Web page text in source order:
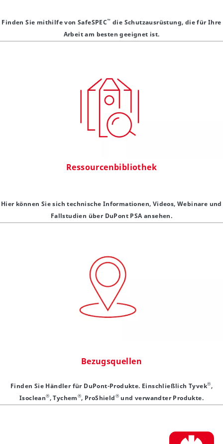
Finden Sie mithilfe von SafeSPEC™ die Schutzausrüstung, die für Ihre
Arbeit am besten geeignet ist.
Ressourcenbibliothek
Hier können Sie sich technische Informationen, Videos, Webinare und
Fallstudien über DuPont PSA ansehen.
Bezugsquellen
Finden Sie Händler für DuPont-Produkte. Einschließlich Tyvek®,
Isoclean®, Tychem®, ProShield® und verwandter Produkte.